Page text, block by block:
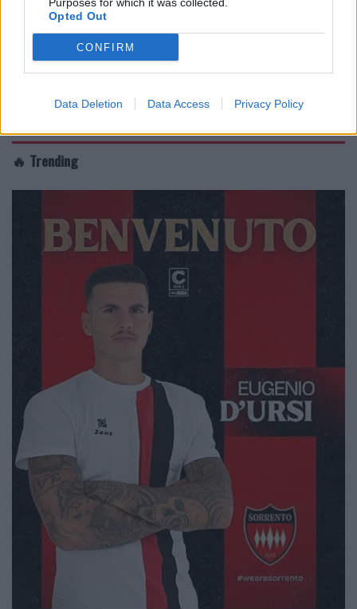
Opted Out
CONFIRM
Data Deletion Data Access Privacy Policy
🔥 Trending